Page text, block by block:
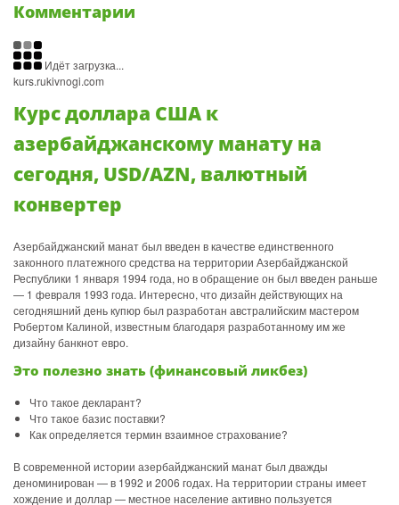
Комментарии
Идёт загрузка...
kurs.rukivnogi.com
Курс доллара США к
азербайджанскому манату на
сегодня, USD/AZN, валютный
конвертер
Азербайджанский манат был введен в качестве единственного
законного платежного средства на территории Азербайджанской
Республики 1 января 1994 года, но в обращение он был введен раньше
— 1 февраля 1993 года. Интересно, что дизайн действующих на
сегодняшний день купюр был разработан австралийским мастером
Робертом Калиной, известным благодаря разработанному им же
дизайну банкнот евро.
Это полезно знать (финансовый ликбез)
Что такое декларант?
Что такое базис поставки?
Как определяется термин взаимное страхование?
В современной истории азербайджанский манат был дважды
деноминирован — в 1992 и 2006 годах. На территории страны имеет
хождение и доллар — местное население активно пользуется